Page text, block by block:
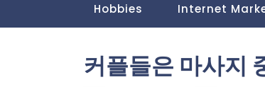
Hobbies Internet
커플들은 마사지